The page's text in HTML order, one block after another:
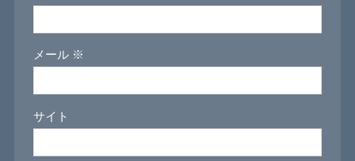
メール ※
サイト